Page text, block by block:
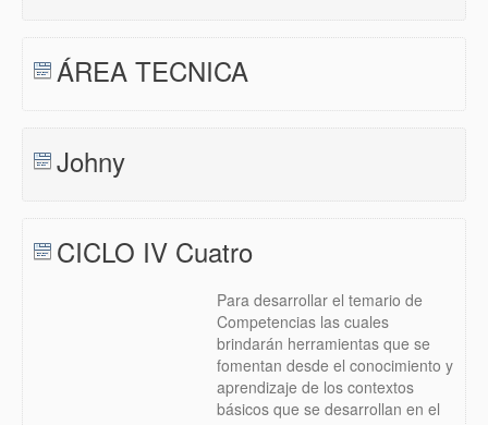
ÁREA TECNICA
Johny
CICLO IV Cuatro
Para desarrollar el temario de
Competencias las cuales
brindarán herramientas que se
fomentan desde el conocimiento y
aprendizaje de los contextos
básicos que se desarrollan en el